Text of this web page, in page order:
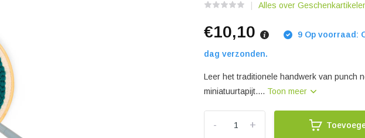
Alles over
€10,10 9 Op voorraad:
dag verzonden.
Leer het traditionele handwerk van punch
miniatuurtapijt.... Toon meer
+
-